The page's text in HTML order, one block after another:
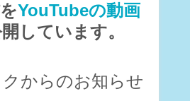
YouTubeの動画
しています。
からのお知らせ